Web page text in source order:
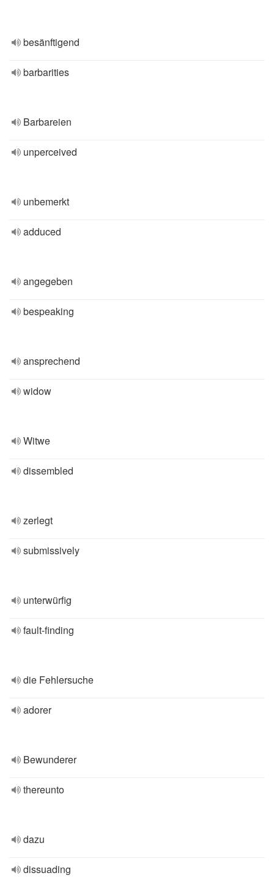
besänftigend
barbarities
Barbareien
unperceived
unbemerkt
adduced
angegeben
bespeaking
ansprechend
widow
Witwe
dissembled
zerlegt
submissively
unterwürfig
fault-finding
die Fehlersuche
adorer
Bewunderer
thereunto
dazu
dissuading